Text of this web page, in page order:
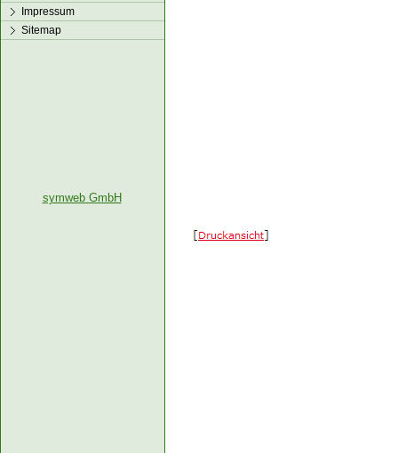
Impressum
Sitemap
symweb GmbH